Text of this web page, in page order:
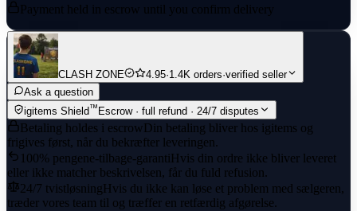
Payment held in escrow until you confirm delivery
CLASH ZONE 4.95·1.4K orders·verified seller
Ask a question
igitems Shield™ Escrow · full refund · 24/7 disputes
Betaling holdes i escrowDin betaling bliver hos igitems og
frigives først, når du bekræfter leveringen.
100% pengene-tilbage-garantiHvis din ordre ikke bliver leveret
eller ikke matcher beskrivelsen, får du fuld refusion.
24/7 tvistløsningHvis du ikke kan løse et problem med sælgeren,
træder vores team til og træffer en retfærdig afgørelse.